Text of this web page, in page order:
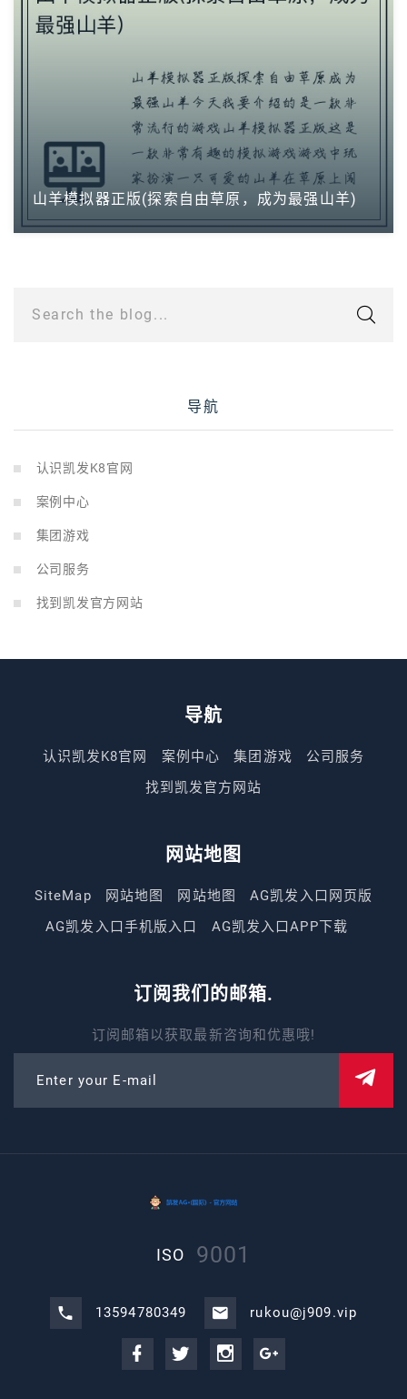
山羊模拟器正版(探索自由草原，成为最强山羊)
Search the blog...
导航
认识凯发K8官网
案例中心
集团游戏
公司服务
找到凯发官方网站
导航
认识凯发K8官网 案例中心 集团游戏
公司服务
找到凯发官方网站
网站地图
SiteMap 网站地图 网站地图
AG凯发入口网页版
AG凯发入口手机版入口
AG凯发入口APP下载
订阅我们的邮箱.
订阅邮箱以获取最新咨询和优惠哦!
Enter your E-mail
ISO 9001
13594780349 rukou@j909.vip